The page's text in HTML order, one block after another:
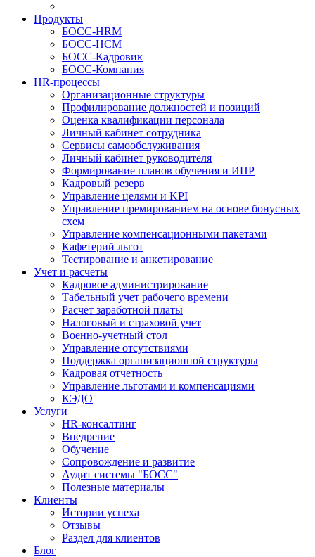
Продукты
БОСС-HRM
БОСС-HCM
БОСС-Кадровик
БОСС-Компания
HR-процессы
Организационные структуры
Профилирование должностей и позиций
Оценка квалификации персонала
Личный кабинет сотрудника
Сервисы самообслуживания
Личный кабинет руководителя
Формирование планов обучения и ИПР
Кадровый резерв
Управление целями и KPI
Управление премированием на основе бонусных
схем
Управление компенсационными пакетами
Кафетерий льгот
Тестирование и анкетирование
Учет и расчеты
Кадровое администрирование
Табельный учет рабочего времени
Расчет заработной платы
Налоговый и страховой учет
Военно-учетный стол
Управление отсутствиями
Поддержка организационной структуры
Кадровая отчетность
Управление льготами и компенсациями
КЭДО
Услуги
HR-консалтинг
Внедрение
Обучение
Сопровождение и развитие
Аудит системы "БОСС"
Полезные материалы
Клиенты
Истории успеха
Отзывы
Раздел для клиентов
Блог